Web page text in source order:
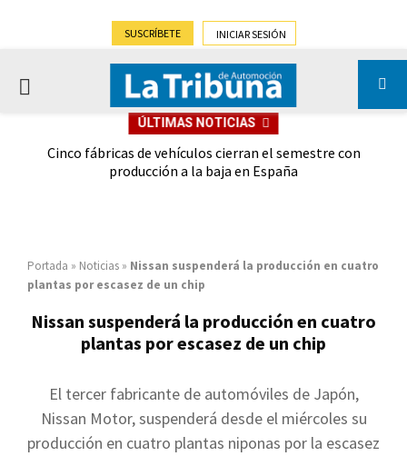
SUSCRÍBETE INICIAR SESIÓN
PRIMARY
ÚLTIMAS NOTICIAS
Cinco fábricas de vehículos cierran el semestre con
producción a la baja en España
Portada » Noticias » Nissan suspenderá la producción en cuatro
plantas por escasez de un chip
Nissan suspenderá la producción en cuatro
plantas por escasez de un chip
El tercer fabricante de automóviles de Japón,
Nissan Motor, suspenderá desde el miércoles su
producción en cuatro plantas niponas por la escasez